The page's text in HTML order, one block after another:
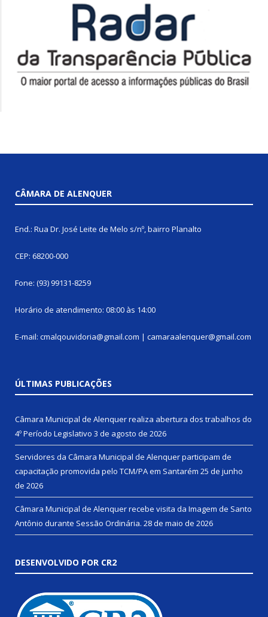
CÂMARA DE ALENQUER
End.: Rua Dr. José Leite de Melo s/nº, bairro Planalto
CEP: 68200-000
Fone: (93) 99131-8259
Horário de atendimento: 08:00 às 14:00
E-mail: cmalqouvidoria@gmail.com | camaraalenquer@gmail.com
ÚLTIMAS PUBLICAÇÕES
Câmara Municipal de Alenquer realiza abertura dos trabalhos do
4º Período Legislativo 3 de agosto de 2026
Servidores da Câmara Municipal de Alenquer participam de
capacitação promovida pelo TCM/PA em Santarém 25 de junho
de 2026
Câmara Municipal de Alenquer recebe visita da Imagem de Santo
Antônio durante Sessão Ordinária. 28 de maio de 2026
DESENVOLVIDO POR CR2